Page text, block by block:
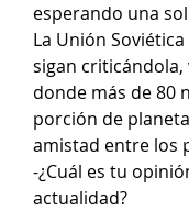
esperando una
La Unión
sigan criticándola,
donde más de 80
porción de
amistad entre los
-¿Cuál es tu
actualidad?